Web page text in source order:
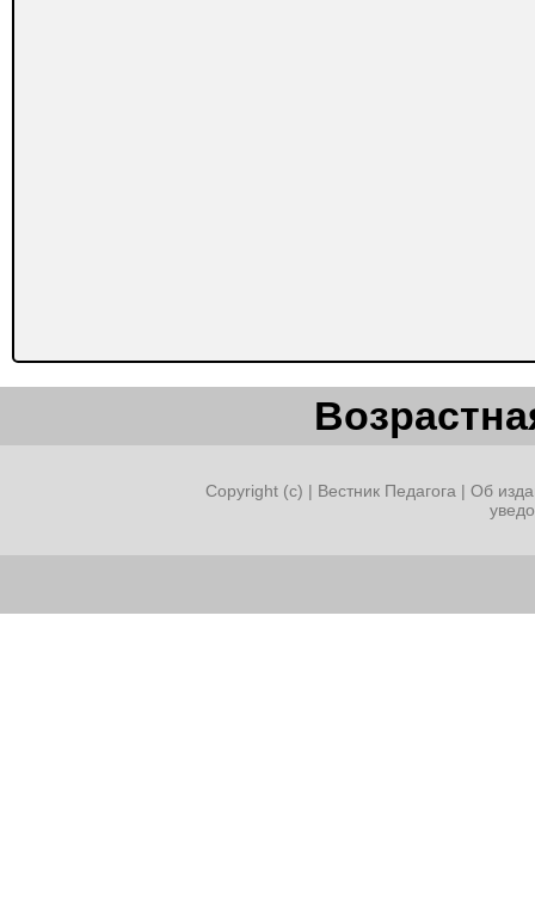
Copyright (c) | Вестник Педагога | Об